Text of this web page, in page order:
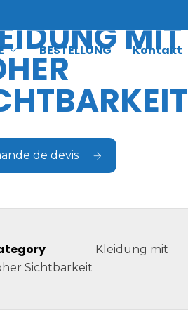
BESTELLUNG Kontakt
MIT
de devis
Kleidung mit
Sichtbarkeit